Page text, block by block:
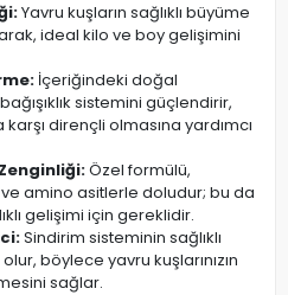
Yavru kuşların sağlıklı büyüme
ideal kilo ve boy gelişimini
İçeriğindeki doğal
sistemini güçlendirir,
dirençli olmasına yardımcı
Özel formülü,
amino asitlerle doludur; bu da
gelişimi için gereklidir.
Sindirim sisteminin sağlıklı
böylece yavru kuşlarınızın
sağlar.